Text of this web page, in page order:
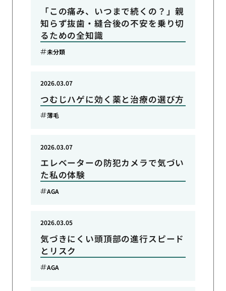
「この痛み、いつまで続くの？」親
知らず抜歯・縫合後の不安を乗り切
るための全知識
未分類
つむじハゲに効く薬と治療の選び方
2026.03.07
薄毛
エレベーターの防犯カメラで気づい
た私の体験
2026.03.07
AGA
気づきにくい頭頂部の進行スピード
とリスク
2026.03.05
AGA